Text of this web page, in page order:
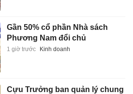
Gần 50% cổ phần Nhà sách
Phương Nam đổi chủ
1 giờ trước Kinh doanh
Cựu Trưởng ban quản lý chung